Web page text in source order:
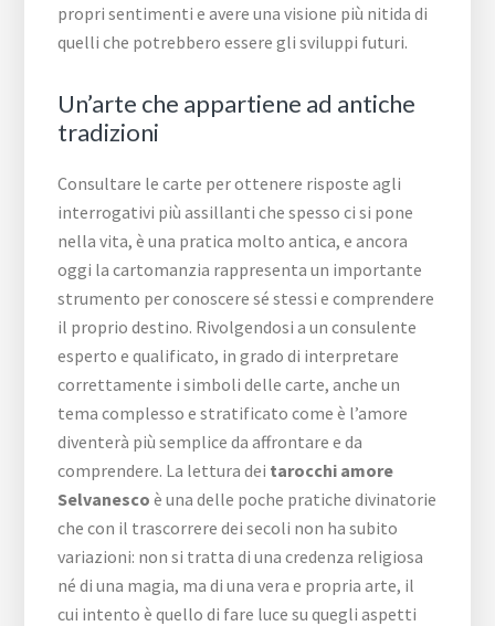
propri sentimenti e avere una visione più nitida di
quelli che potrebbero essere gli sviluppi futuri.
Un’arte che appartiene ad antiche
tradizioni
Consultare le carte per ottenere risposte agli
interrogativi più assillanti che spesso ci si pone
nella vita, è una pratica molto antica, e ancora
oggi la cartomanzia rappresenta un importante
strumento per conoscere sé stessi e comprendere
il proprio destino. Rivolgendosi a un consulente
esperto e qualificato, in grado di interpretare
correttamente i simboli delle carte, anche un
tema complesso e stratificato come è l’amore
diventerà più semplice da affrontare e da
comprendere. La lettura dei tarocchi amore
Selvanesco è una delle poche pratiche divinatorie
che con il trascorrere dei secoli non ha subito
variazioni: non si tratta di una credenza religiosa
né di una magia, ma di una vera e propria arte, il
cui intento è quello di fare luce su quegli aspetti